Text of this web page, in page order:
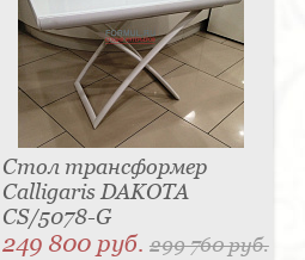
Стол трансформер
Calligaris DAKOTA
CS/5078-G
249 800 руб. 299 760 руб.